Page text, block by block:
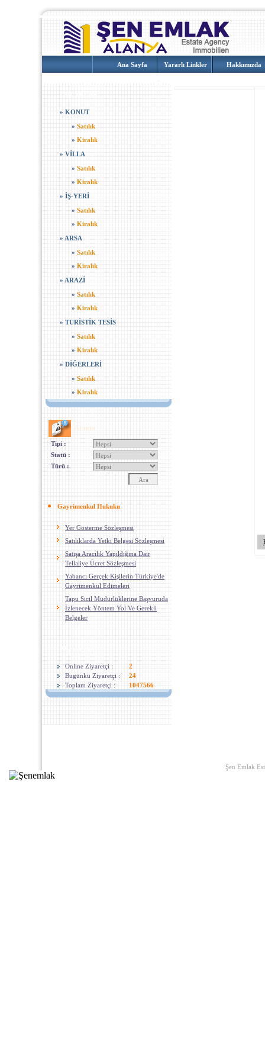
Ana Sayfa Yararlı Linkler Hakkımızda
» KONUT
» Satılık
» Kiralık
» VİLLA
» Satılık
» Kiralık
» İŞ-YERİ
» Satılık
» Kiralık
» ARSA
» Satılık
» Kiralık
» ARAZİ
» Satılık
» Kiralık
» TURİSTİK TESİS
» Satılık
» Kiralık
» DİĞERLERİ
» Satılık
» Kiralık
Arama
Tipi :
Statü :
Türü :
Gayrimenkul Hukuku
Yer Gösterme Sözleşmesi
Satılıklarda Yetki Belgesi Sözleşmesi
Satışa Aracılık Yapıldığına Dair
Tellaliye Ücret Sözleşmesi
Yabancı Gerçek Kişilerin Türkiye'de
Gayrimenkul Edimeleri
Tapu Sicil Müdürlüklerine Başvuruda
İzlenecek Yöntem Yol Ve Gerekli
Belgeler
Online Ziyaretçi :
2
Bugünkü Ziyaretçi :
24
Toplam Ziyaretçi :
1047566
Şen Emlak